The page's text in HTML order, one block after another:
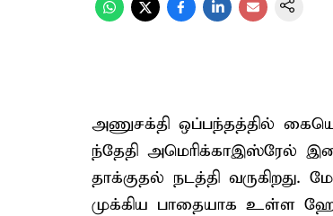
அணுசக்தி ஒப்பந்தத்தில்
ந்தேதி அமெரிக்கா–இஸ்ரேல்
தாக்குதல் நடத்தி
முக்கிய பாதையாக உள்ள